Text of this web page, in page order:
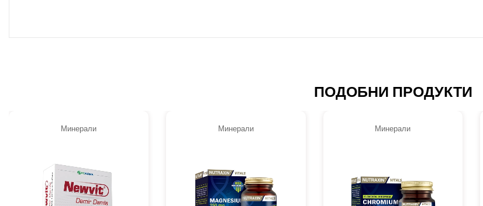
ПОДОБНИ ПРОДУКТИ
Минерали Минерали Минерали